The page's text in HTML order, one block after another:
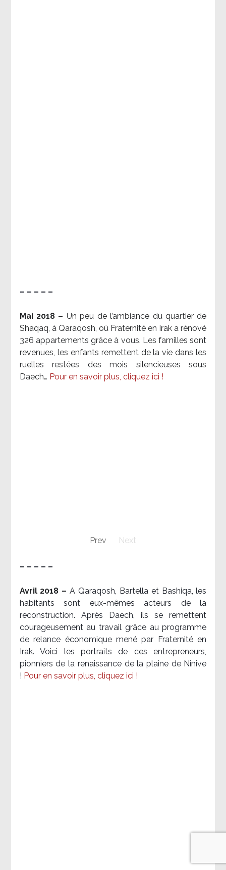
– – – – –
Mai 2018 – Un peu de l’ambiance du quartier de
Shaqaq, à Qaraqosh, où Fraternité en Irak a rénové
326 appartements grâce à vous. Les familles sont
revenues, les enfants remettent de la vie dans les
ruelles restées des mois silencieuses sous
Daech… Pour en savoir plus, cliquez ici !
Prev Next
– – – – –
Avril 2018 –A Qaraqosh, Bartella et Bashiqa, les
habitants sont eux-mêmes acteurs de la
reconstruction. Après Daech, ils se remettent
courageusement au travail grâce au programme
de relance économique mené par Fraternité en
Irak. Voici les portraits de ces entrepreneurs,
pionniers de la renaissance de la plaine de Ninive
! Pour en savoir plus, cliquez ici !